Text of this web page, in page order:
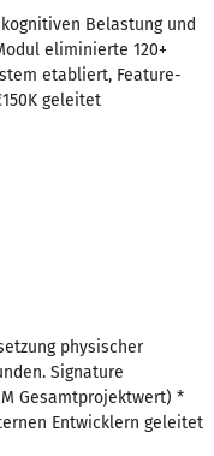
Belastung und
eliminierte 120+
etabliert, Feature-
geleitet
physischer
Signature
Gesamtprojektwert) *
Entwicklern geleitet